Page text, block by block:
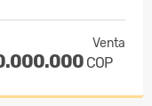
Venta
COP